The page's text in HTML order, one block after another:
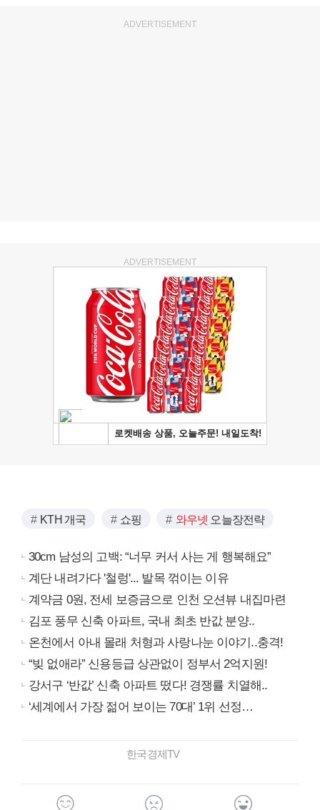
ADVERTISEMENT
ADVERTISEMENT
KTH 개국 쇼핑 와우넷 오늘장전략
30cm 남성의 고백: “너무 커서 사는 게 행복해요”
계단 내려가다 '철렁'... 발목 꺾이는 이유
계약금 0원, 전세 보증금으로 인천 오션뷰 내집마련
김포 풍무 신축 아파트, 국내 최초 반값 분양..
온천에서 아내 몰래 처형과 사랑나눈 이야기..충격!
“빚 없애라” 신용등급 상관없이 정부서 2억지원!
강서구 ‘반값’ 신축 아파트 떴다! 경쟁률 치열해..
‘세계에서 가장 젊어 보이는 70대’ 1위 선정…
한국경제TV